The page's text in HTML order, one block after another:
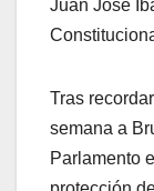
Juan José
Tras
semana a
Parlamento